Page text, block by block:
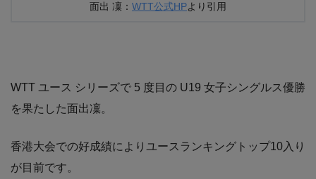
面出 凜： WTT公式HPより引用
WTT ユース シリーズで 5 度目の U19 女子シングルス優勝
を果たした面出凜。
香港大会での好成績によりユースランキングトップ10入り
が目前です。